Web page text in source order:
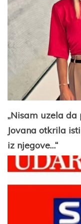
„Nisam uzela
Jovana otkrila
iz njegove…“